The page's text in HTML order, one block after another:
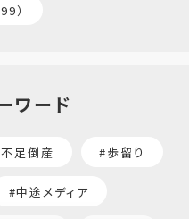
）
ワード
足倒産 #歩留り
#中途メディア